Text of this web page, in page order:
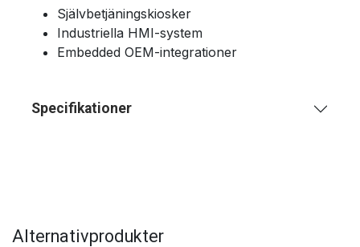
Självbetjäningskiosker
Industriella HMI-system
Embedded OEM-integrationer
Specifikationer
Alternativprodukter